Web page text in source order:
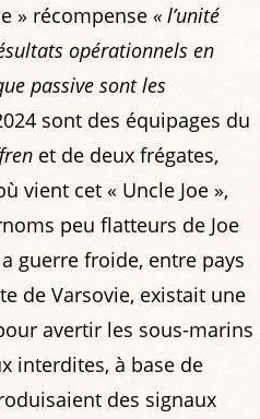
» récompense « l’unité
opérationnels en
passive sont les
sont des équipages du
et de deux frégates,
vient cet « Uncle Joe »,
peu flatteurs de Joe
guerre froide, entre pays
de Varsovie, existait une
avertir les sous-marins
interdites, à base de
des signaux